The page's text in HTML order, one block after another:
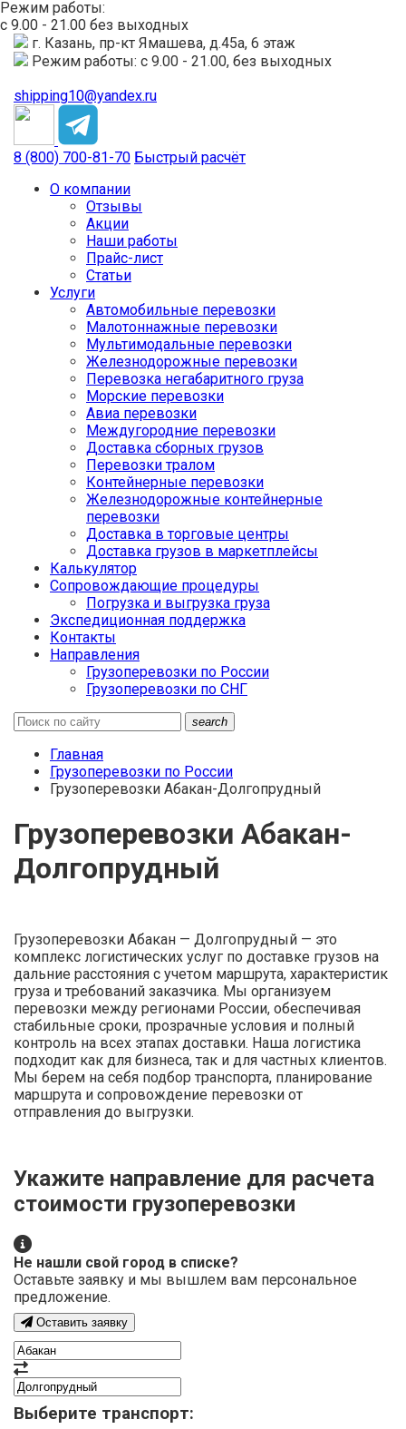
Режим работы:
с 9.00 - 21.00 без выходных
г. Казань, пр-кт Ямашева, д.45а, 6 этаж
Режим работы: с 9.00 - 21.00, без выходных
shipping10@yandex.ru
8 (800) 700-81-70 Быстрый расчёт
О компании
Отзывы
Акции
Наши работы
Прайс-лист
Статьи
Услуги
Автомобильные перевозки
Малотоннажные перевозки
Мультимодальные перевозки
Железнодорожные перевозки
Перевозка негабаритного груза
Морские перевозки
Авиа перевозки
Междугородние перевозки
Доставка сборных грузов
Перевозки тралом
Контейнерные перевозки
Железнодорожные контейнерные
перевозки
Доставка в торговые центры
Доставка грузов в маркетплейсы
Калькулятор
Сопровождающие процедуры
Погрузка и выгрузка груза
Экспедиционная поддержка
Контакты
Направления
Грузоперевозки по России
Грузоперевозки по СНГ
search
Главная
Грузоперевозки по России
Грузоперевозки Абакан-Долгопрудный
Грузоперевозки Абакан-
Долгопрудный
Грузоперевозки Абакан — Долгопрудный — это
комплекс логистических услуг по доставке грузов на
дальние расстояния с учетом маршрута, характеристик
груза и требований заказчика. Мы организуем
перевозки между регионами России, обеспечивая
стабильные сроки, прозрачные условия и полный
контроль на всех этапах доставки. Наша логистика
подходит как для бизнеса, так и для частных клиентов.
Мы берем на себя подбор транспорта, планирование
маршрута и сопровождение перевозки от
отправления до выгрузки.
Укажите направление для расчета
стоимости грузоперевозки
Не нашли свой город в списке?
Оставьте заявку и мы вышлем вам персональное
предложение.
Оставить заявку
Выберите транспорт: